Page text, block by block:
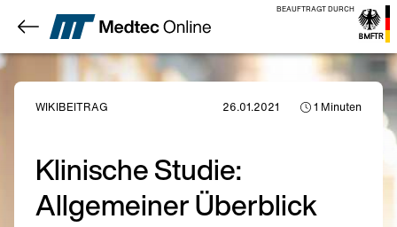
BEAUFTRAGT DURCH
WIKIBEITRAG 26.01.2021 1 Minuten
Klinische Studie:
Allgemeiner Überblick